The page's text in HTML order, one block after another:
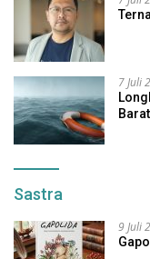
7 Juli
Sastra
9 Juli